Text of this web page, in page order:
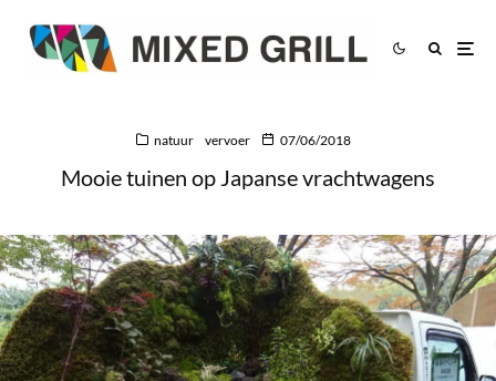
natuur vervoer 07/06/2018
Mooie tuinen op Japanse vrachtwagens